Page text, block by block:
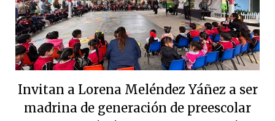
Invitan a Lorena Meléndez Yáñez a ser
madrina de generación de preescolar